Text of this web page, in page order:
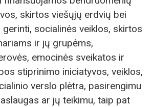
skirtos viešųjų erdvių bei
gerinti, socialinės veiklos, skirtos
ir jų grupėms,
emocinės sveikatos ir
stiprinimo iniciatyvos, veiklos,
verslo plėtra, pasirengimu
ar jų teikimu, taip pat